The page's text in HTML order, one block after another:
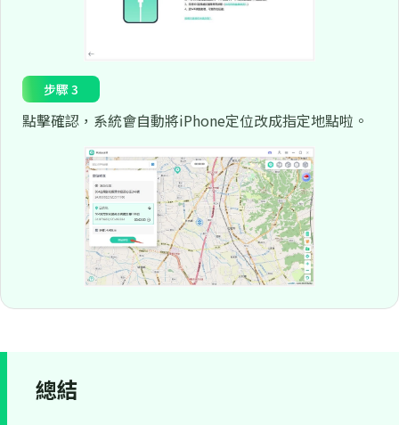
步驟 3
點擊確認，系統會自動將iPhone定位改成指定地點啦。
總結